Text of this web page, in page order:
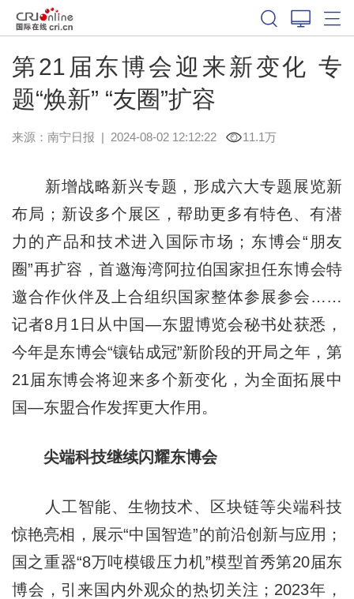
第21届东博会迎来新变化 专
题“焕新” “友圈”扩容
来源： 南宁日报 | 2024-08-02 12:12:22 11.1万
新增战略新兴专题，形成六大专题展览新
布局；新设多个展区，帮助更多有特色、有潜
力的产品和技术进入国际市场；东博会“朋友
圈”再扩容，首邀海湾阿拉伯国家担任东博会特
邀合作伙伴及上合组织国家整体参展参会……
记者8月1日从中国—东盟博览会秘书处获悉，
今年是东博会“镶钻成冠”新阶段的开局之年，第
21届东博会将迎来多个新变化，为全面拓展中
国—东盟合作发挥更大作用。
尖端科技继续闪耀东博会
人工智能、生物技术、区块链等尖端科技
惊艳亮相，展示“中国智造”的前沿创新与应用；
国之重器“8万吨模锻压力机”模型首秀第20届东
博会，引来国内外观众的热切关注；2023年，